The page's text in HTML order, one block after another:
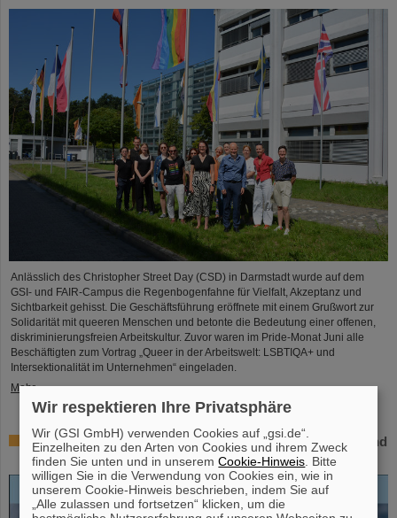
Anlässlich des Christopher Street Day (CSD) in Darmstadt wurde auf dem
GSI- und FAIR-Campus die Regenbogenfahne für Vielfalt, Akzeptanz und
Sichtbarkeit gehisst. Die Geschäftsführung eröffnete mit einem Grußwort zur
Solidarität mit queeren Menschen und betonte die Bedeutung einer offenen,
diskriminierungsfreien Arbeitskultur. Zuvor waren im Pride-Monat Juni alle
Beschäftigten zum Vortrag „Queer in der Arbeitswelt: LSBTIQA+ und
Intersektionalität im Unternehmen“ eingeladen.
Mehr »
Open-Access-Buch „Hans Joachim Specht – Scientist and
Visionary“ erschienen
Wir respektieren Ihre Privatsphäre
Wir (GSI GmbH) verwenden Cookies auf „gsi.de“.
Einzelheiten zu den Arten von Cookies und ihrem Zweck
finden Sie unten und in unseremCookie-Hinweis . Bitte
willigen Sie in die Verwendung von Cookies ein, wie in
unserem Cookie-Hinweis beschrieben, indem Sie auf
„Alle zulassen und fortsetzen“ klicken, um die